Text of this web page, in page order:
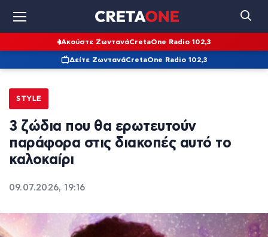
Ακούστε ΖωντανάCretaOne Radio 102,3
Δείτε ΖωντανάCretaOne Radio 102,3
STYLE
3 ζώδια που θα ερωτευτούν
παράφορα στις διακοπές αυτό το
καλοκαίρι
09.07.2026, 19:16